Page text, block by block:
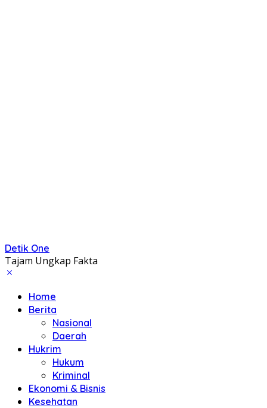
Detik One
Tajam Ungkap Fakta
Home
Berita
Nasional
Daerah
Hukrim
Hukum
Kriminal
Ekonomi & Bisnis
Kesehatan